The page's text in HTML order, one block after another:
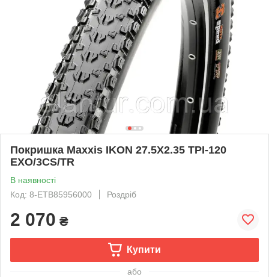
Покришка Maxxis IKON 27.5X2.35 TPI-120
EXO/3CS/TR
В наявності
Код: 8-ETB85956000
Роздріб
2 070 ₴
Купити
або